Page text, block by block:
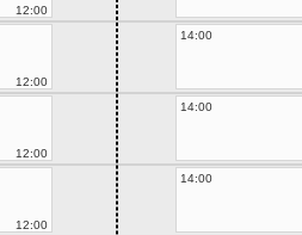
12:00
12:00
14:00
12:00
14:00
12:00
14:00